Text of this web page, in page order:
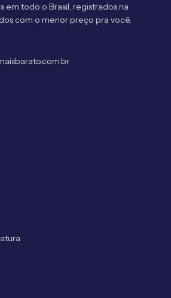
em todo o Brasil, registrados na
com o menor preço pra você.